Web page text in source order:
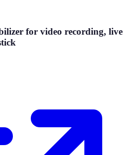
for video recording, live